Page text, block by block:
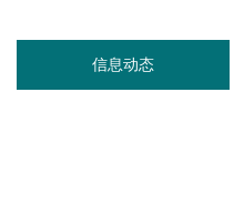
信息动态